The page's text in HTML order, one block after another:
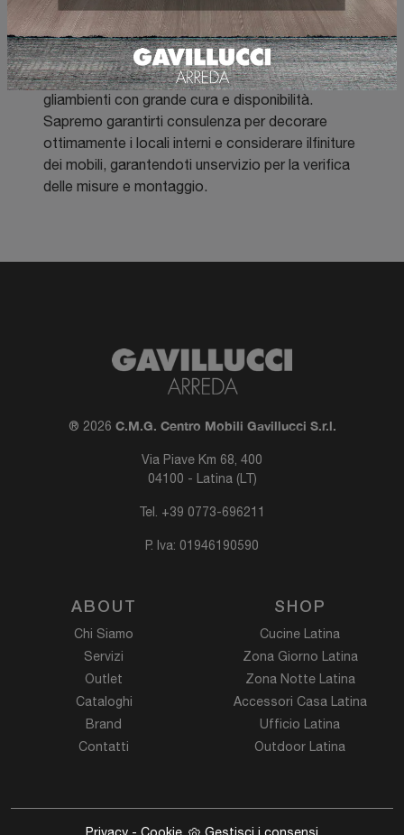
di eleganza e di funzionalità, tra un'infinità di
materiali pregiati,dal legno massiccio al metallo.
Se ci verrai ad incontrare, consulenti esperti ti
mostreranno accostamenti e configureranno
gliambienti con grande cura e disponibilità.
Sapremo garantirti consulenza per decorare
ottimamente i locali interni e considerare ilfiniture
dei mobili, garantendoti unservizio per la verifica
delle misure e montaggio.
® 2026 C.M.G. Centro Mobili Gavillucci S.r.l.
Via Piave Km 68, 400
04100 - Latina (LT)
Tel. +39 0773-696211
P. Iva: 01946190590
ABOUT
Chi Siamo
Servizi
Outlet
Cataloghi
Brand
Contatti
SHOP
Cucine Latina
Zona Giorno Latina
Zona Notte Latina
Accessori Casa Latina
Ufficio Latina
Outdoor Latina